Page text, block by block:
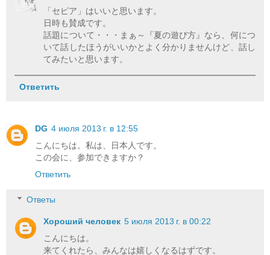
「セピア」はいいと思います。
日時も賛成です。
話題について・・・まぁ～『夏の遊び方』なら、何につ
いて話したほうがいいかとよく分かりませんけど、話し
てみたいと思います。
Ответить
DG 4 июля 2013 г. в 12:55
こんにちは。私は、日本人です。
この会に、参加できますか？
Ответить
Ответы
Хороший человек 5 июля 2013 г. в 00:22
こんにちは。
来てくれたら、みんなは嬉しくなるはずです。